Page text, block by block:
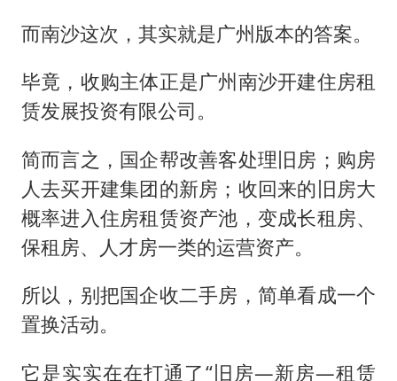
而南沙这次，其实就是广州版本的答案。
毕竟，收购主体正是广州南沙开建住房租
赁发展投资有限公司。
简而言之，国企帮改善客处理旧房；购房
人去买开建集团的新房；收回来的旧房大
概率进入住房租赁资产池，变成长租房、
保租房、人才房一类的运营资产。
所以，别把国企收二手房，简单看成一个
置换活动。
它是实实在在打通了“旧房—新房—租赁